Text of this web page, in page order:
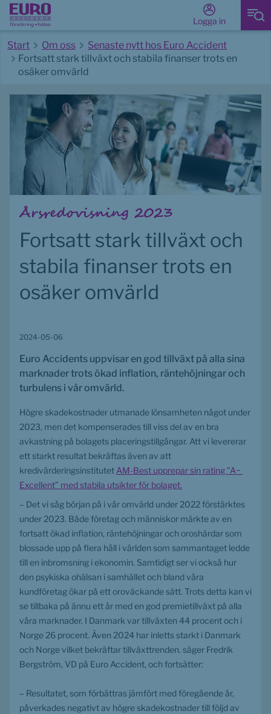
Logga in
Start Om oss
Senaste nytt hos Euro Accident
Fortsatt stark tillväxt och stabila finanser trots en
osäker omvärld
Årsredovisning 2023
Fortsatt stark tillväxt och
stabila finanser trots en
osäker omvärld
2024-05-06
Euro Accidents uppvisar en god tillväxt på alla sina
marknader trots ökad inflation, räntehöjningar och
turbulens i vår omvärld.
Högre skadekostnader utmanade lönsamheten något under
2023, men det kompenserades till viss del av en bra
avkastning på bolagets placeringstillgångar. Att vi levererar
ett starkt resultat bekräftas även av att
kredivärderingsinstitutet AM-Best upprepar sin rating ”A−
Excellent” med stabila utsikter för bolaget.
– Det vi såg början på i vår omvärld under 2022 förstärktes
under 2023. Både företag och människor märkte av en
fortsatt ökad inflation, räntehöjningar och oroshärdar som
blossade upp på flera håll i världen som sammantaget ledde
till en inbromsning i ekonomin. Samtidigt ser vi också hur
den psykiska ohälsan i samhället och bland våra
kundföretag ökar på ett oroväckande sätt. Trots detta kan vi
se tillbaka på ännu ett år med en god premietillväxt på alla
våra marknader. I Danmark var tillväxten 44 procent och i
Norge 26 procent. Även 2024 har inletts starkt i Danmark
och Norge vilket bekräftar tillväxttrenden. säger Fredrik
Bergström, VD på Euro Accident, och fortsätter:
– Resultatet, som förbättras jämfört med föregående år,
påverkades negativt av högre skadekostnader till följd av